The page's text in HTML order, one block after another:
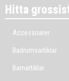
Hitta
Accessoarer
Badrumsartiklar
Barnartiklar